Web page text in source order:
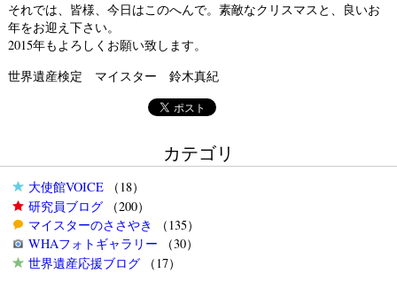
それでは、皆様、今日はこのへんで。素敵なクリスマスと、良いお
年をお迎え下さい。
2015年もよろしくお願い致します。
世界遺産検定 マイスター 鈴木真紀
カテゴリ
大使館VOICE（18）
研究員ブログ（200）
マイスターのささやき
（135）
WHAフォトギャラリー （30）
世界遺産応援ブログ（17）